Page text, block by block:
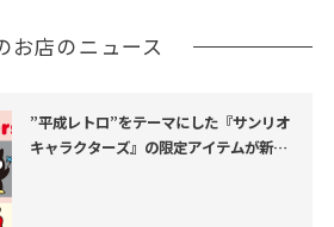
お店のニュース
”平成レトロ”をテーマにした『サンリオ
キャラクターズ』の限定アイテムが新登